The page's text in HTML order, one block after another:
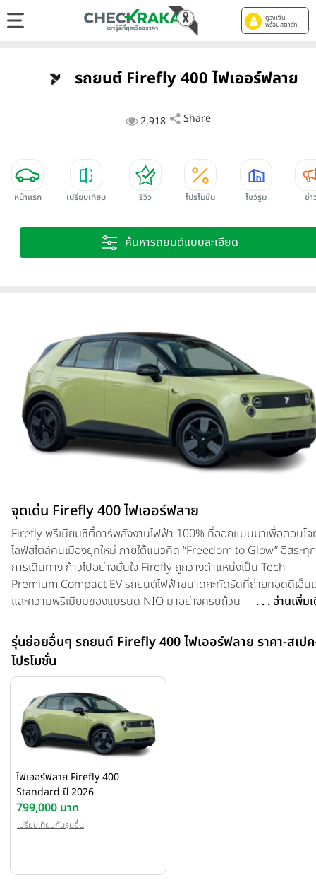
ดูวงเงิน
พร้อมสตาร์ท
รถยนต์ Firefly 400 ไฟเออร์ฟลาย
2,918 Share
หน้าแรก เปรียบเทียบ รีวิว โปรโมชั่น โชว์รูม ข่า
ค้นหารถยนต์แบบละเอียด
จุดเด่น Firefly 400 ไฟเออร์ฟลาย
Firefly พรีเมียมซิตี้คาร์พลังงานไฟฟ้า 100% ที่ออกแบบมาเพื่อตอบโ
ไลฟ์สไตล์คนเมืองยุคใหม่ ภายใต้แนวคิด “Freedom to Glow” อิสระทุก
การเดินทาง ก้าวไปอย่างมั่นใจ Firefly ถูกวางตำแหน่งเป็น Tech
Premium Compact EV รถยนต์ไฟฟ้าขนาดกะทัดรัดที่ถ่ายทอดดีเอ็น
และความพรีเมียมของแบรนด์ NIO มาอย่างครบถ้วน ตัวรถถูกพัฒนา
outside, Spacious inside โดยมีดีเอ็นเอของแบรนด์ที่เรียกว่า
Thoughtful, and Solid ทั้งยังผ่านมาตรฐานความปลอดภัยระดับ 5
ดาว ทั้ง C-NCAP และ Euro NCAP ตอกย้ำความมั่นใจและความปลอ
. . . อ่านเพิ่ม
รุ่นย่อยอื่นๆ รถยนต์ Firefly 400 ไฟเออร์ฟลาย ราคา-สเป
โปรโมชั่น
ไฟเออร์ฟลาย Firefly 400
Standard ปี 2026
799,000 บาท
เปรียบเทียบกับรุ่นอื่น